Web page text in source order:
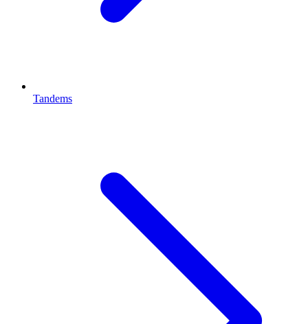
Tandems